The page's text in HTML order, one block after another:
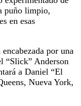
puño limpio,
en esas
por una
“Slick” Anderson
a Daniel “El
Nueva York,